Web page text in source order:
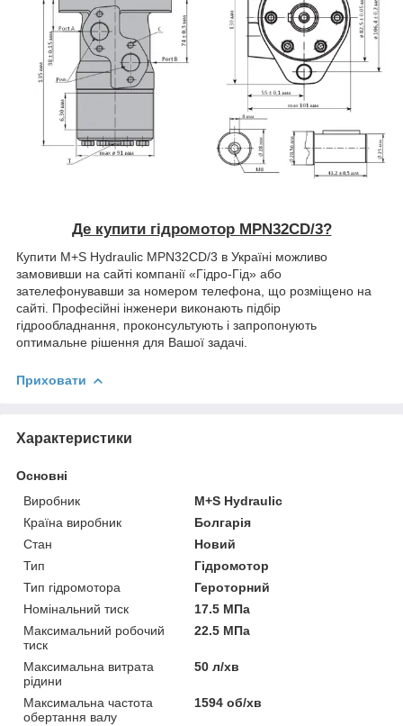
Де купити гідромотор MPN32CD/3?
Купити M+S Hydraulic MPN32CD/3 в Україні можливо
замовивши на сайті компанії «Гідро-Гід» або
зателефонувавши за номером телефона, що розміщено на
сайті. Професійні інженери виконають підбір
гідрообладнання, проконсультують і запропонують
оптимальне рішення для Вашої задачі.
Приховати
Характеристики
Основні
Виробник
M+S Hydraulic
Країна виробник
Болгарія
Стан
Новий
Тип
Гідромотор
Тип гідромотора
Героторний
Номінальний тиск
17.5 МПа
Максимальний робочий
тиск
22.5 МПа
Максимальна витрата
рідини
50 л/хв
Максимальна частота
обертання валу
1594 об/хв